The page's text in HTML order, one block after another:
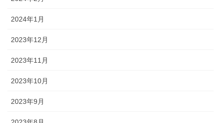
2024年1月
2023年12月
2023年11月
2023年10月
2023年9月